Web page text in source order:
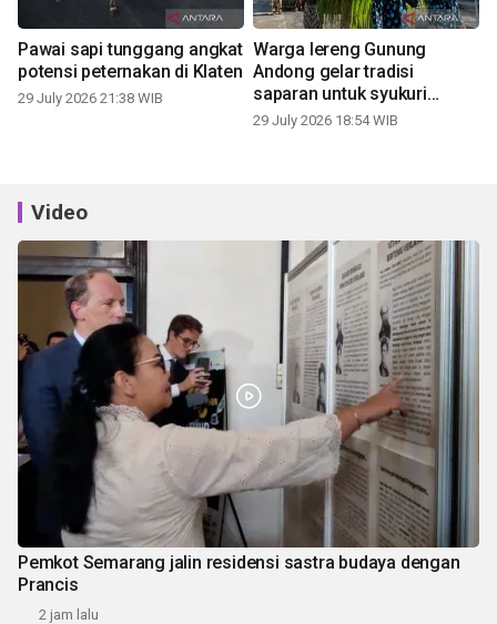
Pawai sapi tunggang angkat
potensi peternakan di Klaten
29 July 2026 21:38 WIB
Warga lereng Gunung
Andong gelar tradisi
saparan untuk syukuri
panen
29 July 2026 18:54 WIB
Video
Pemkot Semarang jalin residensi sastra budaya dengan
Prancis
2 jam lalu